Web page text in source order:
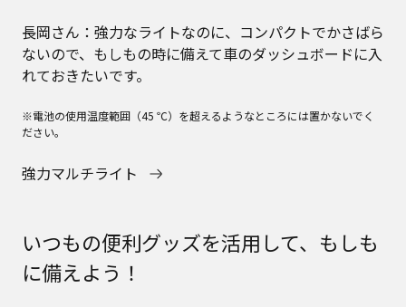
長岡さん：強力なライトなのに、コンパクトでかさばら
ないので、もしもの時に備えて車のダッシュボードに入
れておきたいです。
※電池の使用温度範囲（45 ℃）を超えるようなところには置かないでく
ださい。
強力マルチライト
いつもの便利グッズを活用して、もしも
に備えよう！